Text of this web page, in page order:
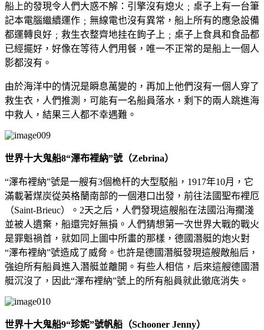
船上的發現令人們大惑不解：引擎沒有熄火﹔桌子上有一台筆
記本電腦繼續運作﹔無線電也沒有異常，船上所有的應急設備
都運轉良好﹔救生衣整齊地挂在鉤子上﹔桌子上食具和食品都
已經擺好，好像在等待人們用餐，唯一不正常的是船上一個人
影都沒有。
由於海洋中的情況是瞬息萬變的，再加上他們沒有一個人穿了
救生衣，人們推測，可能有一名船員落水，剩下的兩人跳進海
中救人，結果三人都不幸遇難。
世界十大鬼船8“澤布裡納”號（Zebrina）
“澤布裡納”號是一艘有3個桅杆的大型駁船，1917年10月，它
滿載著煤炭從英格蘭南部的一個港口出發，前往法國聖布裡厄
（Saint-Brieuc）。2天之后，人們發現這艘船在法國沿海擱淺
並被人遺棄，船還完好無損。人們猜想第一次世界大戰的戰火
是罪魁禍首，就如同上圖中所畫的那樣，德國潛艇的炮火對
“澤布裡納”號造成了威脅。也許是德國潛艇發現這艘敵船后，
強迫所有船員進入潛艇並離開。有些人相信，后來這艘德國潛
艇沉沒了，因此“澤布裡納”號上的所有船員就此徹底消失。
世界十大鬼船9“珍妮”號帆船（Schooner Jenny）